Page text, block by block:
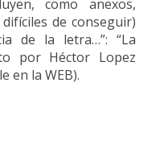
como anexos,
de conseguir)
de la letra…”: “La
por Héctor Lopez
en la WEB).